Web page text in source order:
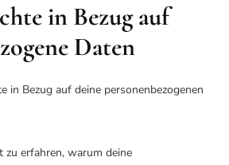
in Bezug auf
Daten
in Bezug auf deine personenbezogenen
zu erfahren, warum deine